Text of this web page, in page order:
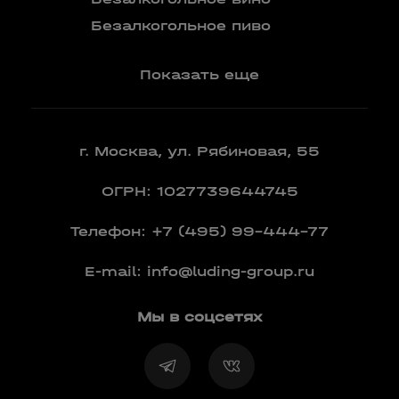
Безалкогольное пиво
Показать еще
г. Москва, ул. Рябиновая, 55
ОГРН: 1027739644745
Телефон: +7 (495) 99-444-77
E-mail: info@luding-group.ru
Мы в соцсетях